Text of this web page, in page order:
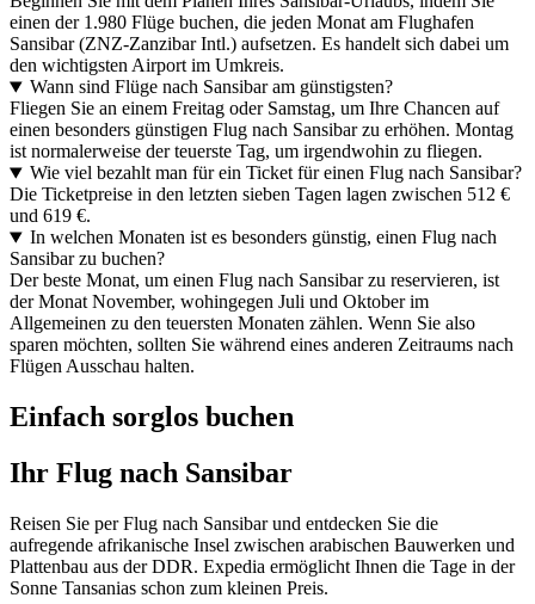
einen der 1.980 Flüge buchen, die jeden Monat am Flughafen
Sansibar (ZNZ-Zanzibar Intl.) aufsetzen. Es handelt sich dabei um
den wichtigsten Airport im Umkreis.
Wann sind Flüge nach Sansibar am günstigsten?
Fliegen Sie an einem Freitag oder Samstag, um Ihre Chancen auf
einen besonders günstigen Flug nach Sansibar zu erhöhen. Montag
ist normalerweise der teuerste Tag, um irgendwohin zu fliegen.
Wie viel bezahlt man für ein Ticket für einen Flug nach Sansibar?
Die Ticketpreise in den letzten sieben Tagen lagen zwischen 512 €
und 619 €.
In welchen Monaten ist es besonders günstig, einen Flug nach
Sansibar zu buchen?
Der beste Monat, um einen Flug nach Sansibar zu reservieren, ist
der Monat November, wohingegen Juli und Oktober im
Allgemeinen zu den teuersten Monaten zählen. Wenn Sie also
sparen möchten, sollten Sie während eines anderen Zeitraums nach
Flügen Ausschau halten.
Einfach sorglos buchen
Ihr Flug nach Sansibar
Reisen Sie per Flug nach Sansibar und entdecken Sie die
aufregende afrikanische Insel zwischen arabischen Bauwerken und
Plattenbau aus der DDR. Expedia ermöglicht Ihnen die Tage in der
Sonne Tansanias schon zum kleinen Preis.